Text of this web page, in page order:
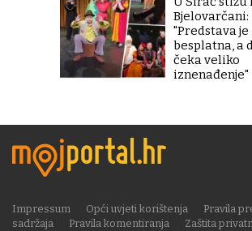
Bjelovarčani:
"Predstava je
besplatna, a
čeka veliko
iznenađenje"
Impressum Opći uvjeti korištenja
Pravila
sadržaja
Pravila komentiranja Zaštita